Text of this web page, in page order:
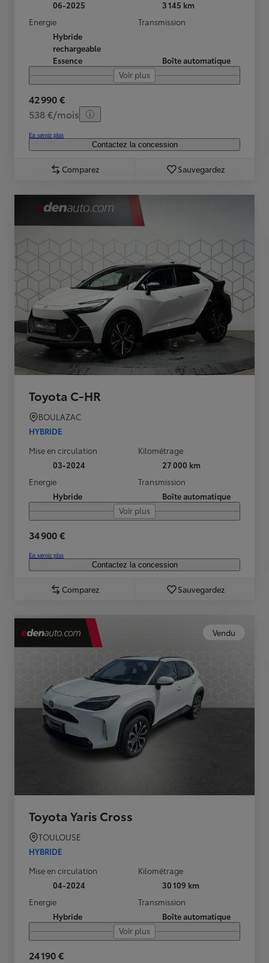
06-2025
3 145 km
Energie
Hybride
rechargeable
Essence
Transmission
Boîte automatique
Voir plus
42 990 €
538 €/mois
En savoir plus
Contactez la concession
Comparez Sauvegardez
Toyota C-HR
BOULAZAC
HYBRIDE
Mise en circulation
03-2024
Kilométrage
27 000 km
Energie
Hybride
Transmission
Boîte automatique
Voir plus
34 900 €
En savoir plus
Contactez la concession
Comparez Sauvegardez
Vendu
Toyota Yaris Cross
TOULOUSE
HYBRIDE
Mise en circulation
04-2024
Kilométrage
30 109 km
Energie
Hybride
Transmission
Boîte automatique
Voir plus
24 190 €